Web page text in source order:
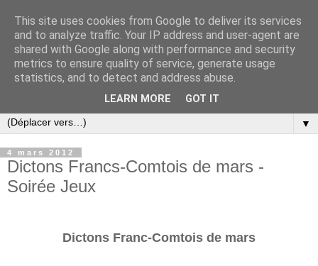
▼
4 mars 2012
Dictons Francs-Comtois de mars -
Soirée Jeux
Dictons Franc-Comtois de mars
This site uses cookies from Google to deliver its services
and to analyze traffic. Your IP address and user-agent are
shared with Google along with performance and security
metrics to ensure quality of service, generate usage
statistics, and to detect and address abuse.
LEARN MORE GOT IT